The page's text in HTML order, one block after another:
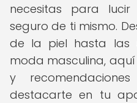
necesitas para
seguro de ti mismo.
de la piel hasta las
moda masculina,
y
destacarte en tu